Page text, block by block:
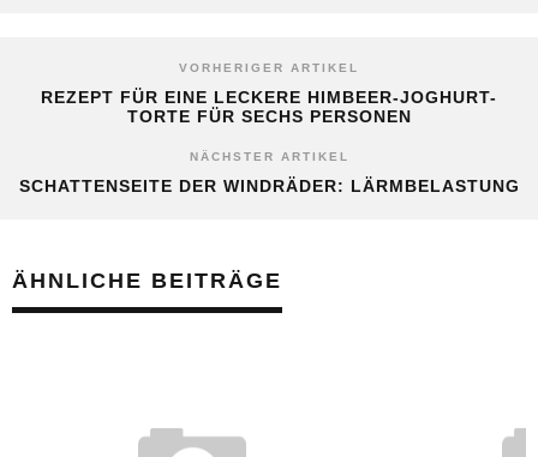
VORHERIGER ARTIKEL
REZEPT FÜR EINE LECKERE HIMBEER-JOGHURT-
TORTE FÜR SECHS PERSONEN
NÄCHSTER ARTIKEL
SCHATTENSEITE DER WINDRÄDER: LÄRMBELASTUNG
ÄHNLICHE BEITRÄGE